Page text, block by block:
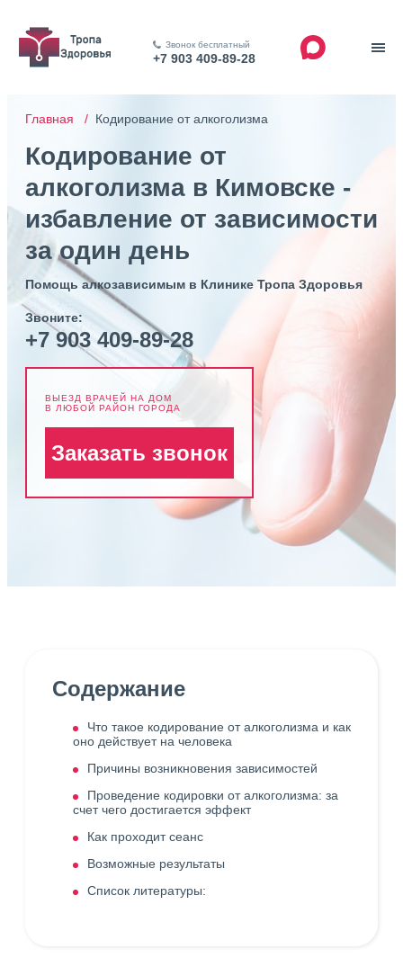
Звонок бесплатный
+7 903 409-89-28
Главная / Кодирование от алкоголизма
Кодирование от
алкоголизма в Кимовске -
избавление от зависимости
за один день
Помощь алкозависимым в Клинике Тропа Здоровья
Звоните:
+7 903 409-89-28
ВЫЕЗД ВРАЧЕЙ НА ДОМ
В ЛЮБОЙ РАЙОН ГОРОДА
Заказать звонок
Содержание
Что такое кодирование от алкоголизма и как
оно действует на человека
Причины возникновения зависимостей
Проведение кодировки от алкоголизма: за
счет чего достигается эффект
Как проходит сеанс
Возможные результаты
Список литературы: